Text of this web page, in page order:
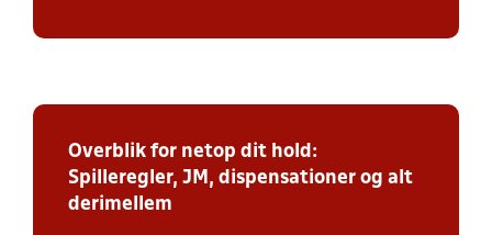
Overblik for netop dit hold:
Spilleregler, JM, dispensationer og alt
derimellem